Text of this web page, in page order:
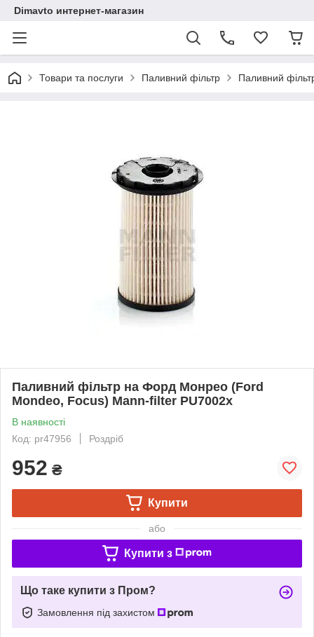
Dimavto интернет-магазин
Товари та послуги Паливний фільтр Паливний
Паливний фільтр на Форд Монрео (Ford
Mondeo, Focus) Mann-filter PU7002x
В наявності
Код: pr47956
Роздріб
952 ₴
Купити
або
Купити з
Що таке купити з Пром?
Замовлення під захистом